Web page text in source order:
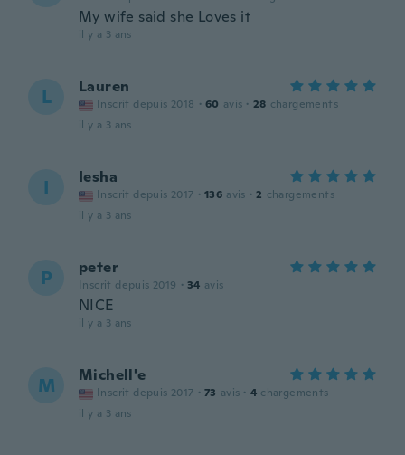
My wife said she Loves it
il y a 3 ans
L Lauren
Inscrit depuis 2018 · 60 avis · 28 chargements
il y a 3 ans
I Iesha
Inscrit depuis 2017 · 136 avis · 2 chargements
il y a 3 ans
P peter
Inscrit depuis 2019 · 34 avis
NICE
il y a 3 ans
M Michell'e
Inscrit depuis 2017 · 73 avis · 4 chargements
il y a 3 ans